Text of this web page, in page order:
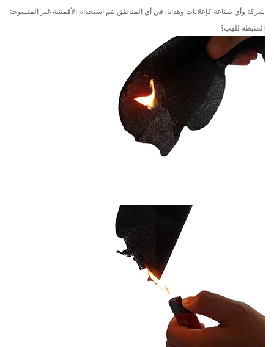
شركة وأي صناعة كإعلانات وهدايا. في أي المناطق يتم استخدام الأقمشة غير المنسوجة
المثبطة للهب؟